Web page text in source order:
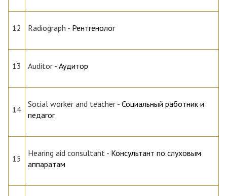
12 Radiograph - Рентгенолог
13 Auditor -Аудитор
14
Social worker and teacher -Социальный работник и
педагог
15
Hearing aid consultant - Консультант по слуховым
аппаратам